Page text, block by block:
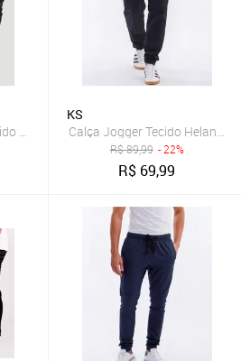
Helanca Premium Estilosa Academia
KS
Calça Jogger Tecido Helanca
R$89,99 - 22%
R$ 69,99